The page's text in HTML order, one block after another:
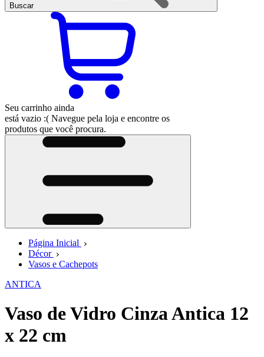
Buscar
Seu carrinho ainda
está vazio :( Navegue pela loja e encontre os
produtos que você procura.
Página Inicial
Décor
Vasos e Cachepots
ANTICA
Vaso de Vidro Cinza Antica 12
x 22 cm